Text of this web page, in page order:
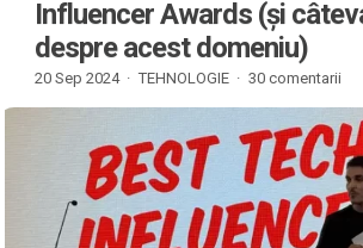
Influencer Awards (și
despre acest domeniu)
20 Sep 2024 · TEHNOLOGIE · 30 comentarii